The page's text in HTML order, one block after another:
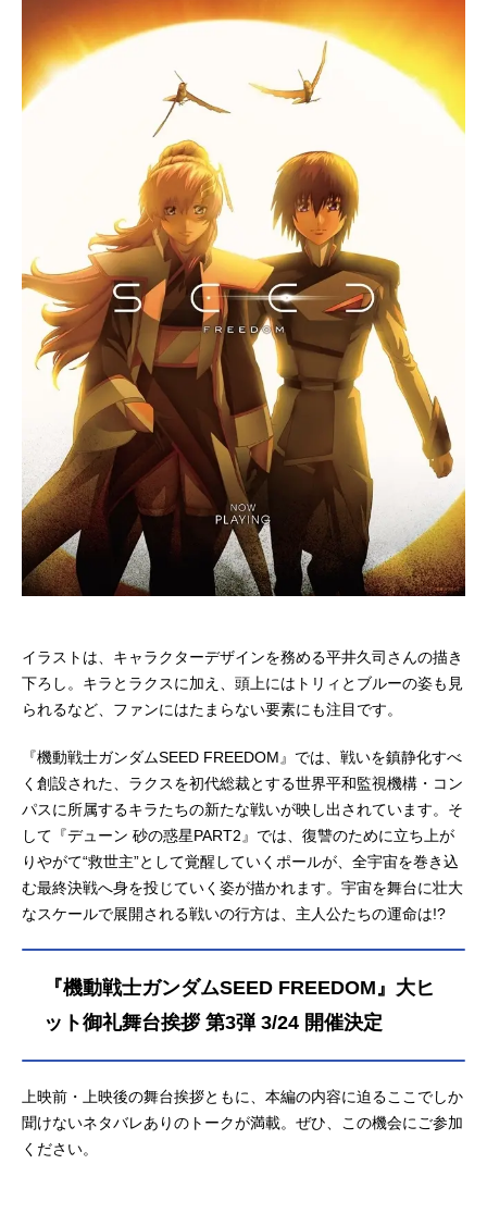
イラストは、キャラクターデザインを務める平井久司さんの描き
下ろし。キラとラクスに加え、頭上にはトリィとブルーの姿も見
られるなど、ファンにはたまらない要素にも注目です。
『機動戦士ガンダムSEED FREEDOM』では、戦いを鎮静化すべ
く創設された、ラクスを初代総裁とする世界平和監視機構・コン
パスに所属するキラたちの新たな戦いが映し出されています。そ
して『デューン 砂の惑星PART2』では、復讐のために立ち上が
りやがて“救世主”として覚醒していくポールが、全宇宙を巻き込
む最終決戦へ身を投じていく姿が描かれます。宇宙を舞台に壮大
なスケールで展開される戦いの行方は、主人公たちの運命は!?
『機動戦士ガンダムSEED FREEDOM』大ヒ
ット御礼舞台挨拶 第3弾 3/24 開催決定
上映前・上映後の舞台挨拶ともに、本編の内容に迫るここでしか
聞けないネタバレありのトークが満載。ぜひ、この機会にご参加
ください。